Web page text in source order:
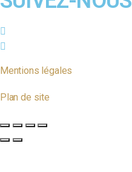
Mentions légales
Plan de site